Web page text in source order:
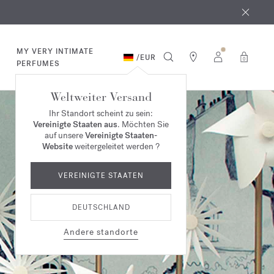
MY VERY INTIMATE
PERFUMES
/EUR 0
Weltweiter Versand
Ihr Standort scheint zu sein:
Vereinigte Staaten aus. Möchten Sie
auf unsereVereinigte Staaten-
Websiteweitergeleitet werden ?
VEREINIGTE STAATEN
DEUTSCHLAND
Andere standorte